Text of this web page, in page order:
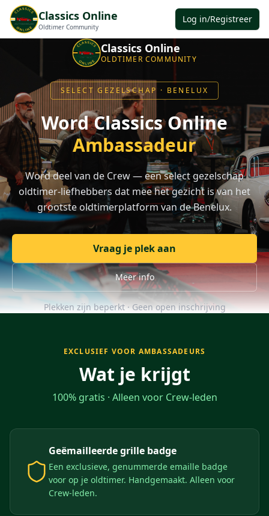
Classics Online
Oldtimer Community
Log in/Registreer
Classics Online
OLDTIMER COMMUNITY
SELECT GEZELSCHAP · BENELUX
Word Classics Online
Ambassadeur
Word deel van de Crew — een select gezelschap
oldtimer-liefhebbers dat mee het gezicht is van het
grootste oldtimerplatform van de Benelux.
Vraag je plek aan
Meer info
Plekken zijn beperkt · Geen open inschrijving
EXCLUSIEF VOOR AMBASSADEURS
Wat je krijgt
100% gratis · Alleen voor Crew-leden
Geëmailleerde grille badge
Een exclusieve, genummerde emaille badge
voor op je oldtimer. Handgemaakt. Alleen voor
Crew-leden.